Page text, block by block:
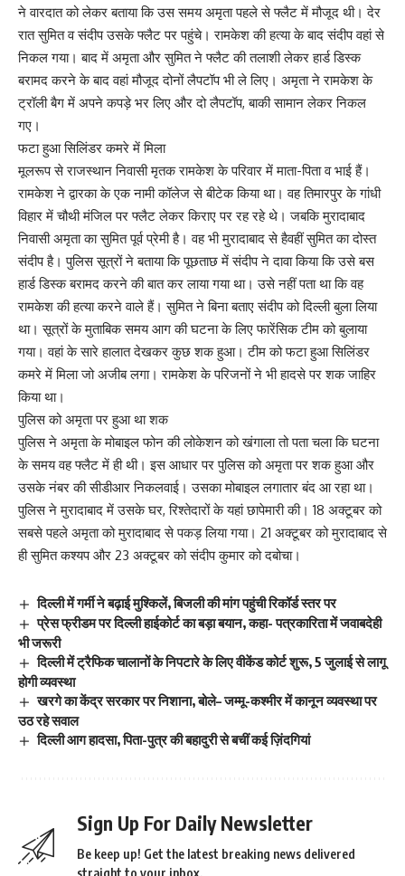
ने वारदात को लेकर बताया कि उस समय अमृता पहले से फ्लैट में मौजूद थी। देर
रात सुमित व संदीप उसके फ्लैट पर पहुंचे। रामकेश की हत्या के बाद संदीप वहां से
निकल गया। बाद में अमृता और सुमित ने फ्लैट की तलाशी लेकर हार्ड डिस्क
बरामद करने के बाद वहां मौजूद दोनों लैपटॉप भी ले लिए। अमृता ने रामकेश के
ट्रॉली बैग में अपने कपड़े भर लिए और दो लैपटॉप, बाकी सामान लेकर निकल
गए।
फटा हुआ सिलिंडर कमरे में मिला
मूलरूप से राजस्थान निवासी मृतक रामकेश के परिवार में माता-पिता व भाई हैं।
रामकेश ने द्वारका के एक नामी कॉलेज से बीटेक किया था। वह तिमारपुर के गांधी
विहार में चौथी मंजिल पर फ्लैट लेकर किराए पर रह रहे थे। जबकि मुरादाबाद
निवासी अमृता का सुमित पूर्व प्रेमी है। वह भी मुरादाबाद से हैवहीं सुमित का दोस्त
संदीप है। पुलिस सूत्रों ने बताया कि पूछताछ में संदीप ने दावा किया कि उसे बस
हार्ड डिस्क बरामद करने की बात कर लाया गया था। उसे नहीं पता था कि वह
रामकेश की हत्या करने वाले हैं। सुमित ने बिना बताए संदीप को दिल्ली बुला लिया
था। सूत्रों के मुताबिक समय आग की घटना के लिए फारेंसिक टीम को बुलाया
गया। वहां के सारे हालात देखकर कुछ शक हुआ। टीम को फटा हुआ सिलिंडर
कमरे में मिला जो अजीब लगा। रामकेश के परिजनों ने भी हादसे पर शक जाहिर
किया था।
पुलिस को अमृता पर हुआ था शक
पुलिस ने अमृता के मोबाइल फोन की लोकेशन को खंगाला तो पता चला कि घटना
के समय वह फ्लैट में ही थी। इस आधार पर पुलिस को अमृता पर शक हुआ और
उसके नंबर की सीडीआर निकलवाई। उसका मोबाइल लगातार बंद आ रहा था।
पुलिस ने मुरादाबाद में उसके घर, रिश्तेदारों के यहां छापेमारी की। 18 अक्टूबर को
सबसे पहले अमृता को मुरादाबाद से पकड़ लिया गया। 21 अक्टूबर को मुरादाबाद से
ही सुमित कश्यप और 23 अक्टूबर को संदीप कुमार को दबोचा।
दिल्ली में गर्मी ने बढ़ाई मुश्किलें, बिजली की मांग पहुंची रिकॉर्ड स्तर पर
प्रेस फ्रीडम पर दिल्ली हाईकोर्ट का बड़ा बयान, कहा- पत्रकारिता में जवाबदेही
भी जरूरी
दिल्ली में ट्रैफिक चालानों के निपटारे के लिए वीकेंड कोर्ट शुरू, 5 जुलाई से लागू
होगी व्यवस्था
खरगे का केंद्र सरकार पर निशाना, बोले– जम्मू-कश्मीर में कानून व्यवस्था पर
उठ रहे सवाल
दिल्ली आग हादसा, पिता-पुत्र की बहादुरी से बचीं कई ज़िंदगियां
Sign Up For Daily Newsletter
Be keep up! Get the latest breaking news delivered
straight to your inbox.